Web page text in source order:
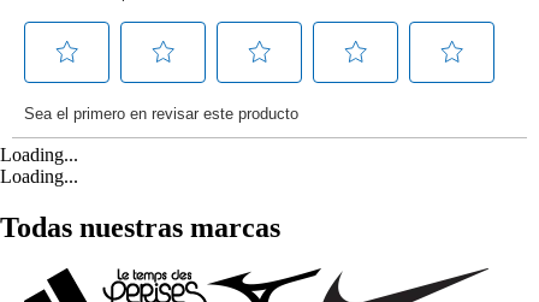
Loading...
Loading...
Todas nuestras marcas